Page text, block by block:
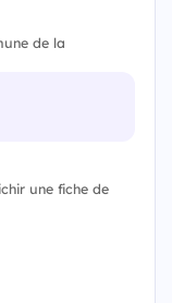
de la
une fiche de